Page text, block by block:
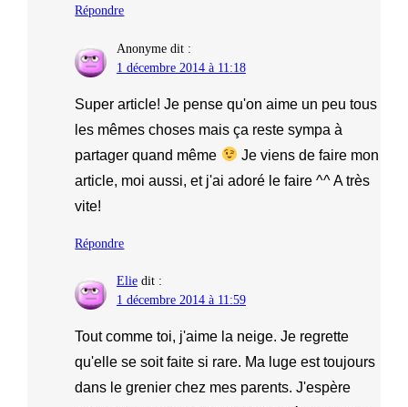
Répondre
Anonyme dit :
1 décembre 2014 à 11:18
Super article! Je pense qu'on aime un peu tous
les mêmes choses mais ça reste sympa à
partager quand même
Je viens de faire mon
article, moi aussi, et j'ai adoré le faire ^^ A très
vite!
Répondre
Elie dit :
1 décembre 2014 à 11:59
Tout comme toi, j'aime la neige. Je regrette
qu'elle se soit faite si rare. Ma luge est toujours
dans le grenier chez mes parents. J'espère